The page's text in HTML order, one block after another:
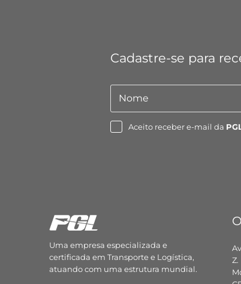
Cadastre-se para
Nome
Nome
Aceito receber e-mail da
Uma empresa especializada e
certificada em Transporte e Logística,
atuando com uma estrutura mundial.
Z.